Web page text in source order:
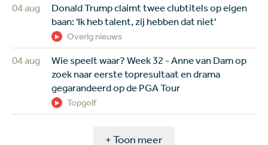
04 aug
Donald Trump claimt twee clubtitels op eigen
baan: 'Ik heb talent, zij hebben dat niet'
Overig nieuws
04 aug
Wie speelt waar? Week 32 - Anne van Dam op
zoek naar eerste topresultaat en drama
gegarandeerd op de PGA Tour
Topgolf
+ Toon meer